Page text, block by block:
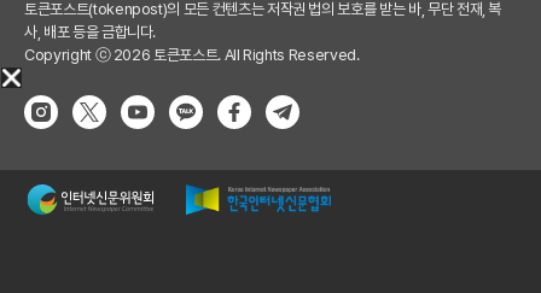
토큰포스트(tokenpost)의 모든 컨텐츠는 저작권 법의 보호를 받는 바, 무단 전재, 복
사, 배포 등을 금합니다.
Copyright ⓒ 2026 토큰포스트. All Rights Reserved.